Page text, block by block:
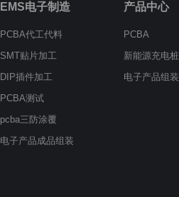
EMS电子制造
PCBA代工代料
SMT贴片加工
DIP插件加工
PCBA测试
pcba三防涂覆
电子产品成品组装
产品中心
PCBA
新能源充电桩
电子产品组装